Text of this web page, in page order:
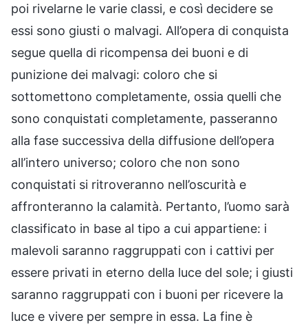
poi rivelarne le varie classi, e così decidere se
essi sono giusti o malvagi. All’opera di conquista
segue quella di ricompensa dei buoni e di
punizione dei malvagi: coloro che si
sottomettono completamente, ossia quelli che
sono conquistati completamente, passeranno
alla fase successiva della diffusione dell’opera
all’intero universo; coloro che non sono
conquistati si ritroveranno nell’oscurità e
affronteranno la calamità. Pertanto, l’uomo sarà
classificato in base al tipo a cui appartiene: i
malevoli saranno raggruppati con i cattivi per
essere privati in eterno della luce del sole; i giusti
saranno raggruppati con i buoni per ricevere la
luce e vivere per sempre in essa. La fine è